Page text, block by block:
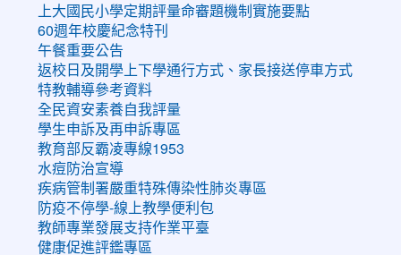
上大國民小學定期評量命審題機制實施要點
60週年校慶紀念特刊
午餐重要公告
返校日及開學上下學通行方式、家長接送停車方式
特教輔導參考資料
全民資安素養自我評量
學生申訴及再申訴專區
教育部反霸凌專線1953
水痘防治宣導
疾病管制署嚴重特殊傳染性肺炎專區
防疫不停學-線上教學便利包
教師專業發展支持作業平臺
健康促進評鑑專區